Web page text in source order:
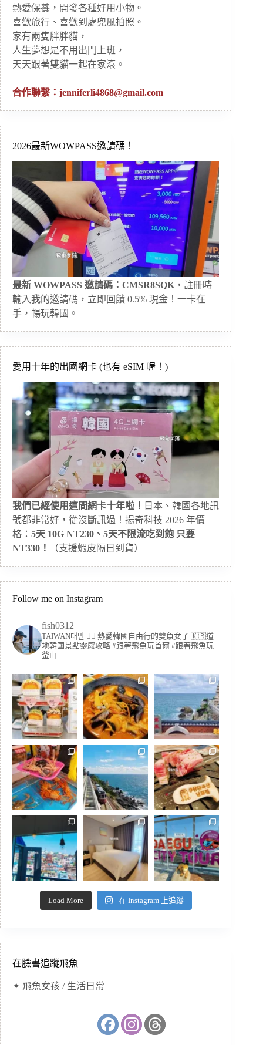
熱愛保養，開發各種好用小物。
喜歡旅行、喜歡到處兜風拍照。
家有兩隻胖胖貓，
人生夢想是不用出門上班，
天天跟著雙貓一起在家滾。
合作聯繫： jenniferli4868@gmail.com
2026最新WOWPASS邀請碼！
最新 WOWPASS 邀請碼：CMSR8SQK ，註冊時
輸入我的邀請碼，立即回饋 0.5% 現金！一卡在
手，暢玩韓國。
愛用十年的出國網卡 (也有 eSIM 喔！)
我們已經使用這間網卡十年啦！ 日本、韓國各地訊
號都非常好，從沒斷訊過！揚奇科技 2026 年價
格： 5天 10G NT230、5天不限流吃到飽 只要
NT330！
（支援蝦皮隔日到貨）
Follow me on Instagram
fish0312
TAIWAN대만 🏳️‍🌈 熱愛韓國自由行的雙魚女子 🇰🇷道
地韓國景點靈感攻略 #跟著飛魚玩首爾 #跟著飛魚玩
釜山
Load More 在 Instagram 上追蹤
在臉書追蹤飛魚
✦ 飛魚女孩 / 生活日常